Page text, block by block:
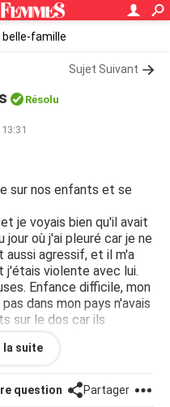
belle-famille
Sujet Suivant
Résolu
sur nos enfants et se
je voyais bien qu'il avait
jour où j'ai pleuré car je ne
aussi agressif, et il m'a
j'étais violente avec lui.
Enfance difficile, mon
dans mon pays n'avais
sur le dos car ils
et ils avaient un
tres mal dans ma peau
fils n'était pas
la suite
question Partager